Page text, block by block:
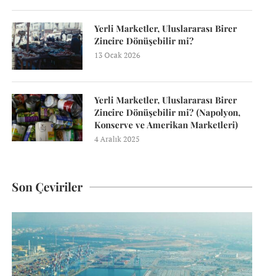
Yerli Marketler, Uluslararası Birer
Zincire Dönüşebilir mi?
13 Ocak 2026
Yerli Marketler, Uluslararası Birer
Zincire Dönüşebilir mi? (Napolyon,
Konserve ve Amerikan Marketleri)
4 Aralık 2025
Son Çeviriler